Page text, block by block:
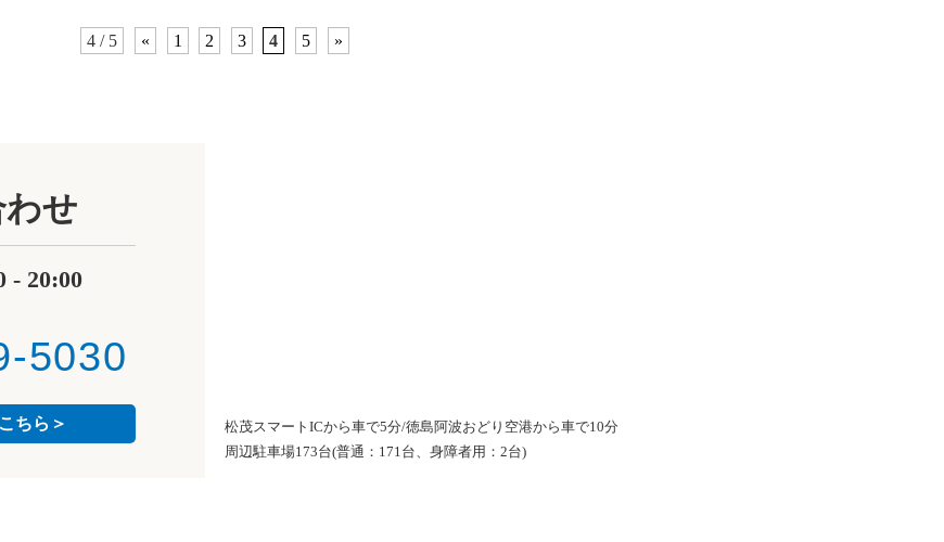
4 / 5 « 1 2 3 4 5 »
せ
- 20:00
5030
ちら＞
松茂スマートICから車で5分/徳島阿波おどり空港から車で10分
周辺駐車場173台(普通：171台、身障者用：2台)